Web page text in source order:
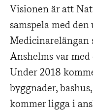
Visionen är att
samspela med
Medicinarelängan
Anshelms var med
Under 2018
byggnader,
kommer ligga i